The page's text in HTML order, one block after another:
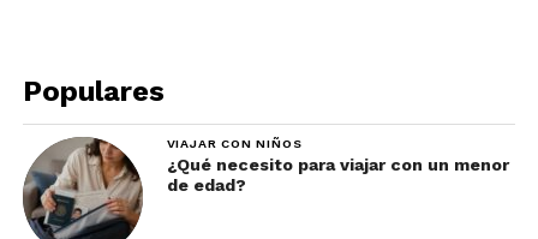
Populares
VIAJAR CON NIÑOS
¿Qué necesito para viajar con un menor
de edad?